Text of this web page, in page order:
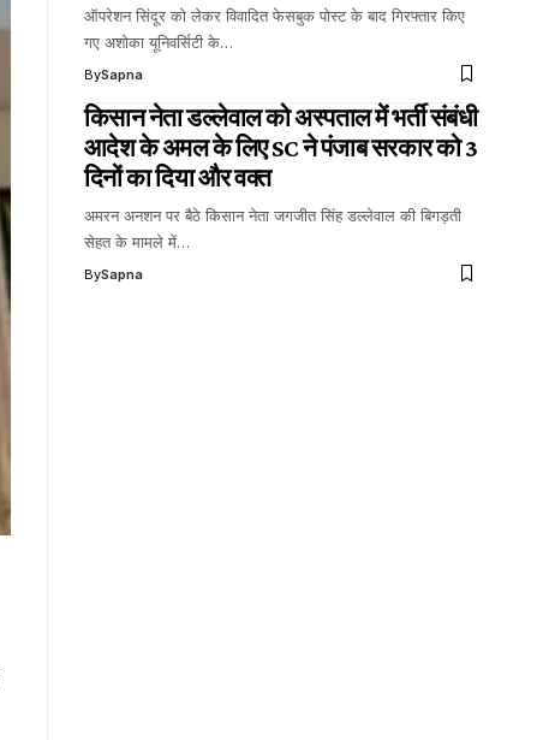
ऑपरेशन सिंदूर को लेकर विवादित फेसबुक पोस्ट के बाद गिरफ्तार किए
गए अशोका यूनिवर्सिटी के…
BySapna
किसान नेता डल्लेवाल को अस्पताल में भर्ती संबंधी
आदेश के अमल के लिए SC ने पंजाब सरकार को 3
दिनों का दिया और वक्त
अमरन अनशन पर बैठे किसान नेता जगजीत सिंह डल्लेवाल की बिगड़ती
सेहत के मामले में…
BySapna